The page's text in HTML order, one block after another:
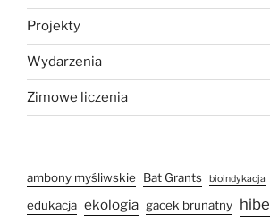
Projekty
Wydarzenia
Zimowe liczenia
ambony myśliwskie Bat Grants bioindykacja
edukacja ekologia gacek brunatny